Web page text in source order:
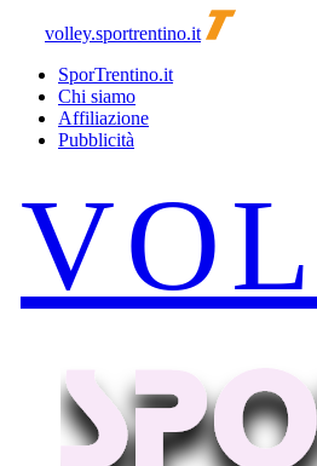
volley.sportrentino.it
SporTrentino.it
Chi siamo
Affiliazione
Pubblicità